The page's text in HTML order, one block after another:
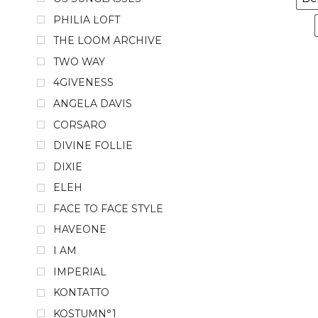
PHILIA LOFT
THE LOOM ARCHIVE
TWO WAY
4GIVENESS
ANGELA DAVIS
CORSARO
DIVINE FOLLIE
DIXIE
ELEH
FACE TO FACE STYLE
HAVEONE
I AM
IMPERIAL
KONTATTO
KOSTUMN°1